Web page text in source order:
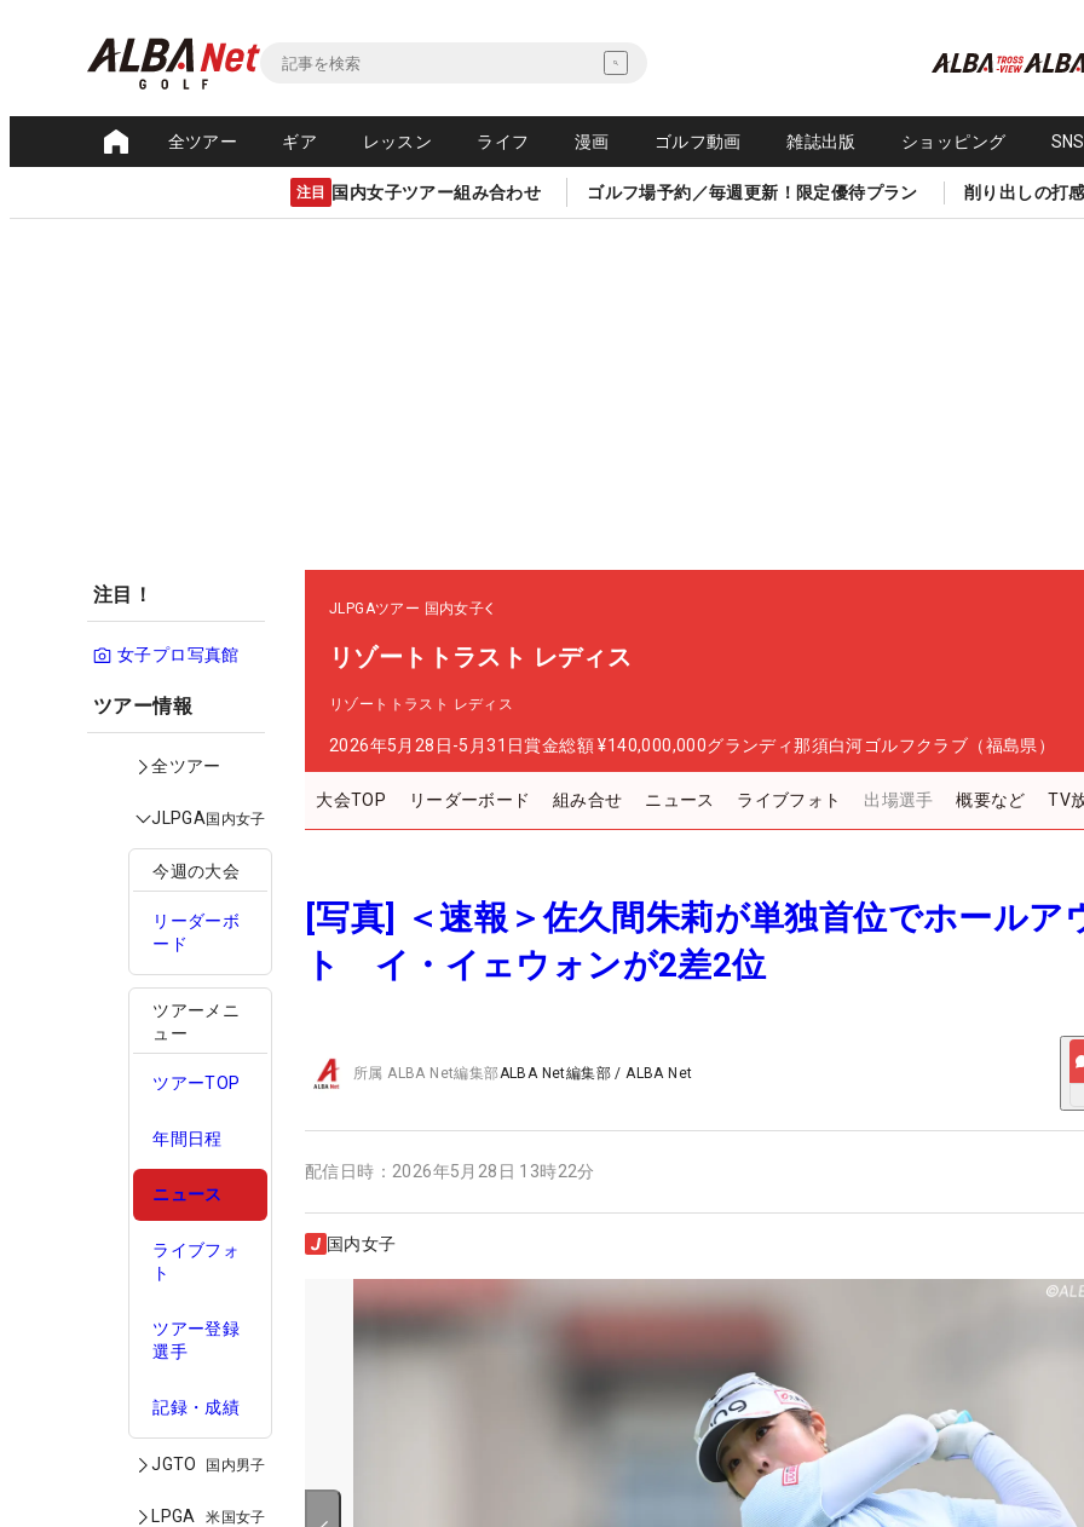
全ツアー ギア レッスン ライフ 漫画 ゴルフ動画 雑誌出版 ショッピング
注目 国内女子ツアー組み合わせ ゴルフ場予約／毎週更新！限定優待プラン 削り出しの打
注目！
女子プロ写真館
ツアー情報
全ツアー
JLPGA国内女子
今週の大会
リーダーボ
ード
ツアーメニ
ュー
ツアーTOP
年間日程
ニュース
ライブフォ
ト
ツアー登録
選手
記録・成績
JGTO 国内男子
LPGA 米国女子
JLPGAツアー 国内女子
リゾートトラスト レディス
リゾートトラスト レディス
2026年5月28日-5月31日賞金総額 ¥140,000,000グランディ那須白河ゴルフクラブ（福島県）
大会TOP リーダーボード 組み合せ ニュース ライブフォト 出場選手 概要など TV
[写真] ＜速報＞佐久間朱莉が単独首位でホールア
ト イ・イェウォンが2差2位
所属ALBA Net編集部ALBA Net編集部 /ALBA Net
配信日時： 2026年5月28日 13時22分
国内女子